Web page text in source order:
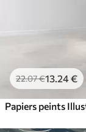
22.07€13.24€